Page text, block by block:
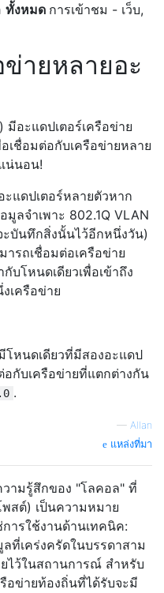
ทั้งหมด การเข้าชม - เว็บ,
ข่ายหลายอะ
อะแดปเตอร์เครือข่าย
เชื่อมต่อกับเครือข่ายหลาย
น่นอน!
แดปเตอร์หลายตัวหาก
ลจำเพาะ 802.1Q VLAN
ะบันทึกสิ่งนั้นไว้อีกหนึ่งวัน)
รถเชื่อมต่อเครือข่าย
บโหนดเดียวเพื่อเข้าถึง
เครือข่าย
หนดเดียวที่มีสองอะแดป
อกับเครือข่ายที่แตกต่างกัน
.
— Allan
แหล่งที่มา
ามรู้สึกของ "โลคอล" ที่
พสต์) เป็นความหมาย
ารใช้งานด้านเทคนิค:
ที่เคร่งครัดในบรรดาสาม
ไว้ในสถานการณ์ สำหรับ
อข่ายท้องถิ่นที่ได้รับจะมี